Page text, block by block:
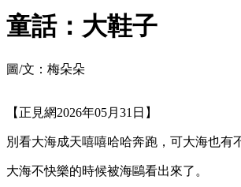
童話：大鞋子
圖/文：梅朵朵
【正見網2026年05月31日】
別看大海成天嘻嘻哈哈奔跑，可大海也有
大海不快樂的時候被海鷗看出來了。